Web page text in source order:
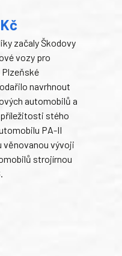
začaly Škodovy
vozy pro
navrhnout
automobilů a
stého
PA-II
věnovanou vývoji
strojírnou